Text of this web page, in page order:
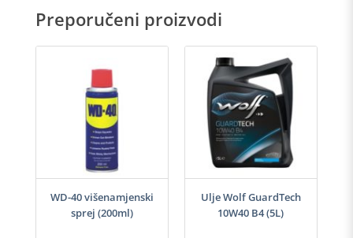
Preporučeni proizvodi
WD-40 višenamjenski
sprej (200ml)
Ulje Wolf GuardTech
10W40 B4 (5L)